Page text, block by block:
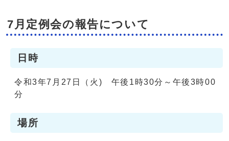
7月定例会の報告について
日時
令和3年7月27日（火) 午後1時30分～午後3時00
分
場所